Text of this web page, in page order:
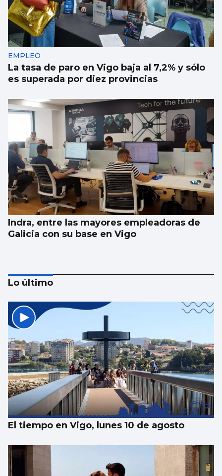
EMPLEO
La tasa de paro en Vigo baja al 7,2% y sólo
es superada por diez provincias
Indra, entre las mayores empleadoras de
Galicia con su base en Vigo
La compraventa de viviendas vive su mejor
junio en 19 años
Lo último
El tiempo en Vigo, lunes 10 de agosto